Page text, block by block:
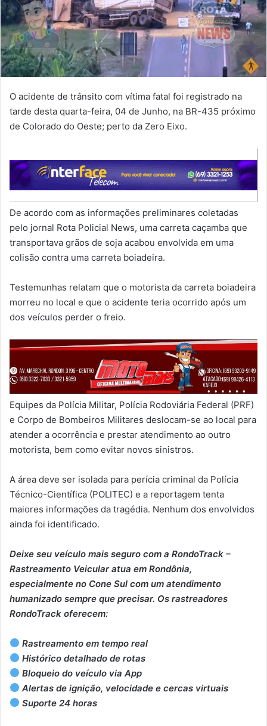
O acidente de trânsito com vítima fatal foi registrado na
tarde desta quarta-feira, 04 de Junho, na BR-435 próximo
de Colorado do Oeste; perto da Zero Eixo.
De acordo com as informações preliminares coletadas
pelo jornal Rota Policial News, uma carreta caçamba que
transportava grãos de soja acabou envolvida em uma
colisão contra uma carreta boiadeira.
Testemunhas relatam que o motorista da carreta boiadeira
morreu no local e que o acidente teria ocorrido após um
dos veículos perder o freio.
Equipes da Polícia Militar, Polícia Rodoviária Federal (PRF)
e Corpo de Bombeiros Militares deslocam-se ao local para
atender a ocorrência e prestar atendimento ao outro
motorista, bem como evitar novos sinistros.
A área deve ser isolada para perícia criminal da Polícia
Técnico-Científica (POLITEC) e a reportagem tenta
maiores informações da tragédia. Nenhum dos envolvidos
ainda foi identificado.
Deixe seu veículo mais seguro com a RondoTrack –
Rastreamento Veicular atua em Rondônia,
especialmente no Cone Sul com um atendimento
humanizado sempre que precisar. Os rastreadores
RondoTrack oferecem:
Rastreamento em tempo real
Histórico detalhado de rotas
Bloqueio do veículo via App
Alertas de ignição, velocidade e cercas virtuais
Suporte 24 horas